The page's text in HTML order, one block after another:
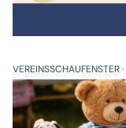
VEREINSSCHAUFENSTER